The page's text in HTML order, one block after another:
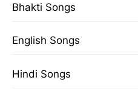
Bhakti Songs
English Songs
Hindi Songs